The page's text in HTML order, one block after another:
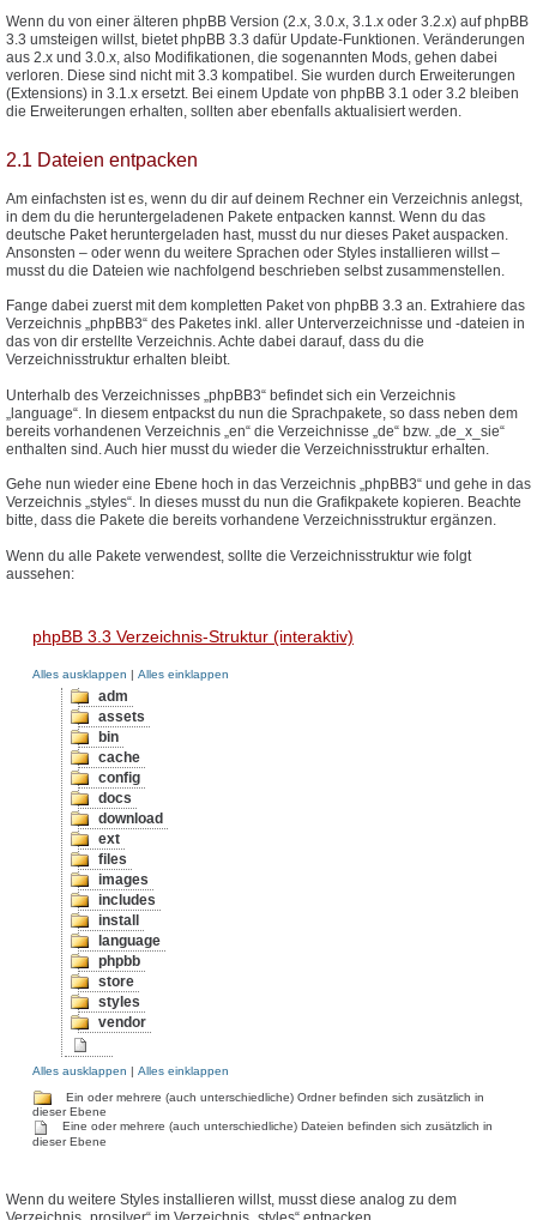
Wenn du von einer älteren phpBB Version (2.x, 3.0.x, 3.1.x oder 3.2.x) auf phpBB
3.3 umsteigen willst, bietet phpBB 3.3 dafür Update-Funktionen. Veränderungen
aus 2.x und 3.0.x, also Modifikationen, die sogenannten Mods, gehen dabei
verloren. Diese sind nicht mit 3.3 kompatibel. Sie wurden durch Erweiterungen
(Extensions) in 3.1.x ersetzt. Bei einem Update von phpBB 3.1 oder 3.2 bleiben
die Erweiterungen erhalten, sollten aber ebenfalls aktualisiert werden.
2.1 Dateien entpacken
Am einfachsten ist es, wenn du dir auf deinem Rechner ein Verzeichnis anlegst,
in dem du die heruntergeladenen Pakete entpacken kannst. Wenn du das
deutsche Paket heruntergeladen hast, musst du nur dieses Paket auspacken.
Ansonsten – oder wenn du weitere Sprachen oder Styles installieren willst –
musst du die Dateien wie nachfolgend beschrieben selbst zusammenstellen.
Fange dabei zuerst mit dem kompletten Paket von phpBB 3.3 an. Extrahiere das
Verzeichnis „phpBB3“ des Paketes inkl. aller Unterverzeichnisse und -dateien in
das von dir erstellte Verzeichnis. Achte dabei darauf, dass du die
Verzeichnisstruktur erhalten bleibt.
Unterhalb des Verzeichnisses „phpBB3“ befindet sich ein Verzeichnis
„language“. In diesem entpackst du nun die Sprachpakete, so dass neben dem
bereits vorhandenen Verzeichnis „en“ die Verzeichnisse „de“ bzw. „de_x_sie“
enthalten sind. Auch hier musst du wieder die Verzeichnisstruktur erhalten.
Gehe nun wieder eine Ebene hoch in das Verzeichnis „phpBB3“ und gehe in das
Verzeichnis „styles“. In dieses musst du nun die Grafikpakete kopieren. Beachte
bitte, dass die Pakete die bereits vorhandene Verzeichnisstruktur ergänzen.
Wenn du alle Pakete verwendest, sollte die Verzeichnisstruktur wie folgt
aussehen:
phpBB 3.3 Verzeichnis-Struktur (interaktiv)
Alles ausklappen | Alles einklappen
adm
assets
bin
cache
config
docs
download
ext
files
images
includes
install
language
phpbb
store
styles
vendor
Alles ausklappen | Alles einklappen
Ein oder mehrere (auch unterschiedliche) Ordner befinden sich zusätzlich in
dieser Ebene
Eine oder mehrere (auch unterschiedliche) Dateien befinden sich zusätzlich in
dieser Ebene
Wenn du weitere Styles installieren willst, musst diese analog zu dem